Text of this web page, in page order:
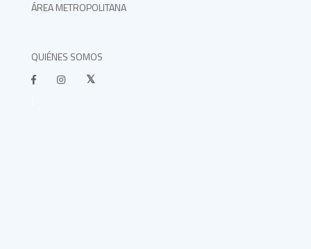
ÁREA METROPOLITANA
QUIÉNES SOMOS